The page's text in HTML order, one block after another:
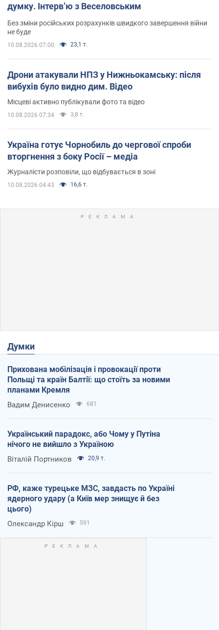
думку. Інтерв’ю з Веселовським
Без зміни російських розрахунків швидкого завершення війни
не буде
10.08.2026 07:00 23,1 т.
Дрони атакували НПЗ у Нижньокамську: після
вибухів було видно дим. Відео
Місцеві активно публікували фото та відео
10.08.2026 07:34 3,8 т.
Україна готує Чорнобиль до чергової спроби
вторгнення з боку Росії – медіа
Журналісти розповіли, що відбувається в зоні
10.08.2026 04:43 16,6 т.
Думки
Прихована мобілізація і провокації проти
Польщі та країн Балтії: що стоїть за новими
планами Кремля
Вадим Денисенко 681
Український парадокс, або Чому у Путіна
нічого не вийшло з Україною
Віталій Портников 20,9 т.
РФ, каже турецьке МЗС, завдасть по Україні
ядерного удару (а Київ мер знищує й без
цього)
Олександр Кірш 591